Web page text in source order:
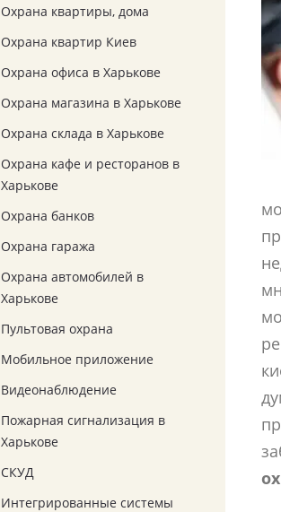
Охрана квартиры, дома
Охрана квартир Киев
Охрана офиса в Харькове
Охрана магазина в Харькове
Охрана склада в Харькове
Охрана кафе и ресторанов в
Харькове
Охрана банков
Охрана гаража
Охрана автомобилей в
Харькове
Пультовая охрана
Мобильное приложение
Видеонаблюдение
Пожарная сигнализация в
Харькове
СКУД
Интегрированные системы